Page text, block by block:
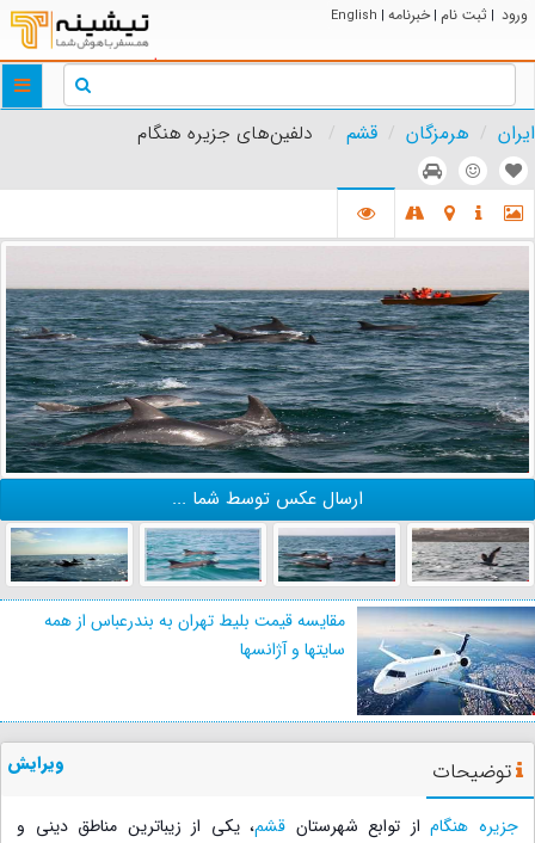
ورود | ثبت نام | خبرنامه |
English
ایران هرمزگان قشم دلفین‌های جزیره هنگام
ارسال عکس توسط شما ...
مقایسه قیمت بلیط تهران به بندرعباس از همه
سایتها و آژانسها
توضیحات ویرایش
جزیره هنگاماز توابع شهرستان قشم، یکی از زیباترین مناطق دینی و